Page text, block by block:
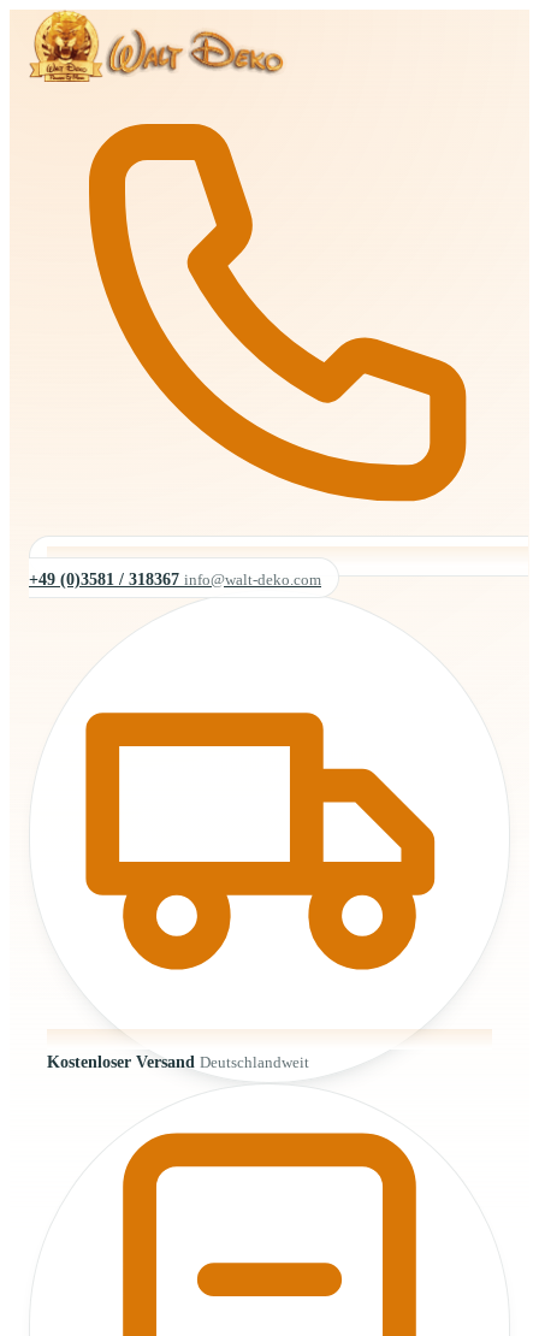
+49 (0)3581 / 318367 info@walt-deko.com
Kostenloser Versand Deutschlandweit